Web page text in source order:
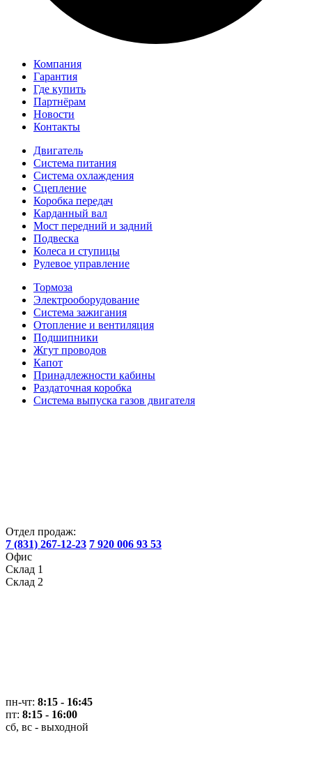
Компания
Гарантия
Где купить
Партнёрам
Новости
Контакты
Двигатель
Система питания
Система охлаждения
Сцепление
Коробка передач
Карданный вал
Мост передний и задний
Подвеска
Колеса и ступицы
Рулевое управление
Тормоза
Электрооборудование
Система зажигания
Отопление и вентиляция
Подшипники
Жгут проводов
Капот
Принадлежности кабины
Раздаточная коробка
Система выпуска газов двигателя
Отдел продаж:
7 (831) 267-12-23 7 920 006 93 53
Офис
Склад 1
Склад 2
пн-чт: 8:15 - 16:45
пт: 8:15 - 16:00
сб, вс - выходной